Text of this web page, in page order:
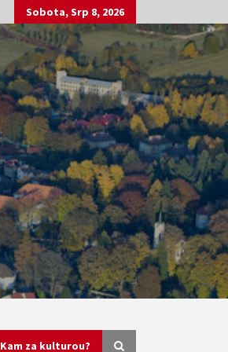
Sobota, Srp 8, 2026
Kam za kulturou?